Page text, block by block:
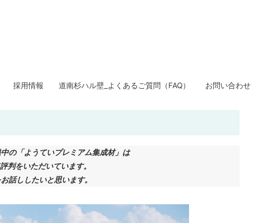
採用情報 道南杉ハル壁_よくあるご質問（FAQ） お問い合わせ
の「ようていプレミアム集成材」は
判をいただいています。
話ししたいと思います。